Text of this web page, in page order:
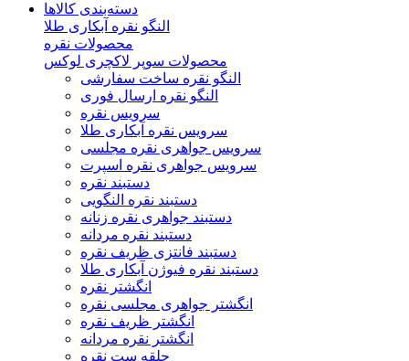
دسته‌بندی‌ کالاها
النگو نقره آبکاری طلا
محصولات نقره
محصولات سوپر لاکچری لوکس
النگو نقره ساخت سفارشی
النگو نقره ارسال فوری
سرویس نقره
سرویس نقره آبکاری طلا
سرویس جواهری نقره مجلسی
سرویس جواهری نقره اسپرت
دستبند نقره
دستبند نقره النگویی
دستبند جواهری نقره زنانه
دستبند نقره مردانه
دستبند فانتزی ظریف نقره
دستبند نقره فیوژن آبکاری طلا
انگشتر نقره
انگشتر جواهری مجلسی نقره
انگشتر ظریف نقره
انگشتر نقره مردانه
حلقه ست نقره